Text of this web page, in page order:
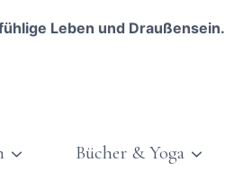
Leben und Draußensein.
Bücher & Yoga